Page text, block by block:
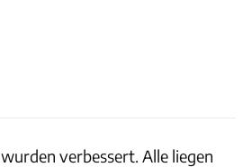
wurden verbessert. Alle liegen